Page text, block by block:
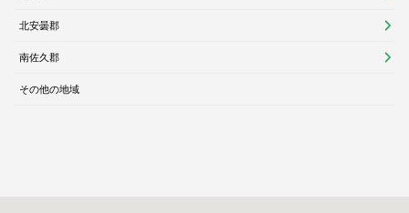
北安曇郡
南佐久郡
その他の地域